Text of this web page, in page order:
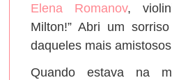
Elena Romanov,
Milton!” Abri um
daqueles mais
Quando estava na